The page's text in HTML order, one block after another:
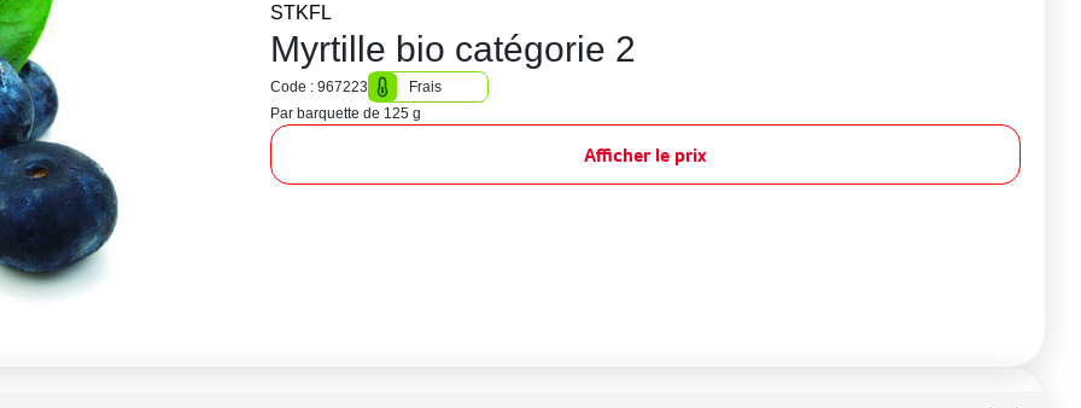
STKFL
Myrtille bio catégorie 2
Code : 967223
Frais
Par barquette de 125 g
Afficher le prix